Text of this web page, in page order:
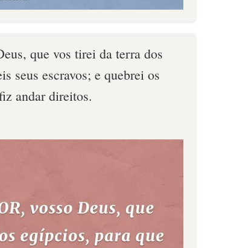
que vos tirei da terra dos
seus escravos; e quebrei os
andar direitos.